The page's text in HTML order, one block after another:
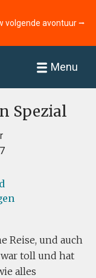
volgende avontuur ⭢
Menu
Spezial
Reise, und auch
war toll und hat
alles